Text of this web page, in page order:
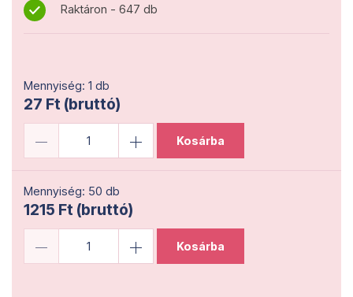
Raktáron - 647 db
Mennyiség: 1 db
27 Ft (bruttó)
Kosárba
Mennyiség: 50 db
1215 Ft (bruttó)
Kosárba